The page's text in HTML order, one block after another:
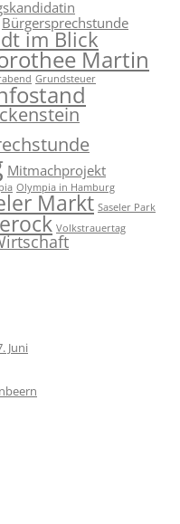
Bürgersprechstunde
im Blick
Martin
Grundsteuer
Mitmachprojekt
Olympia in Hamburg
Markt Saseler Park
Volkstrauertag
Juni